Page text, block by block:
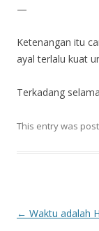
—
Ketenangan itu
ayal terlalu kuat
Terkadang
This entry was
Post
← Waktu adalah